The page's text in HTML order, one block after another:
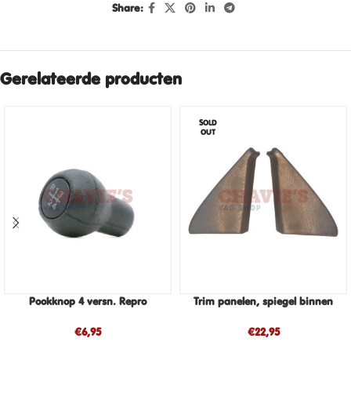
Share:
Gerelateerde producten
Pookknop 4 versn. Repro
€6,95
SOLD
OUT
Trim panelen, spiegel binnen
€22,95